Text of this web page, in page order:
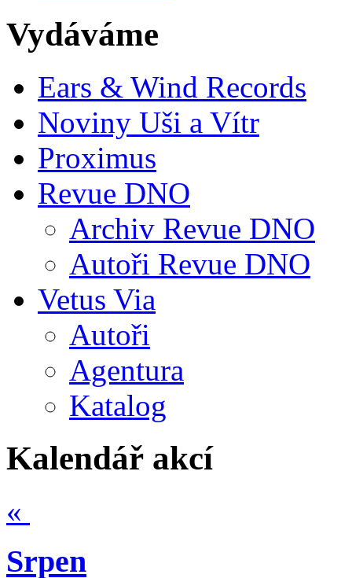
Vydáváme
Ears & Wind Records
Noviny Uši a Vítr
Proximus
Revue DNO
Archiv Revue DNO
Autoři Revue DNO
Vetus Via
Autoři
Agentura
Katalog
Kalendář akcí
«
Srpen